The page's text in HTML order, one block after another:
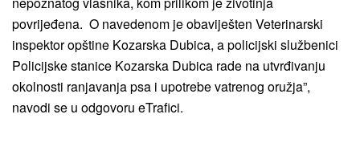
povrijeđena. O navedenom je obaviješten Veterinarski
inspektor opštine Kozarska Dubica, a policijski službenici
Policijske stanice Kozarska Dubica rade na utvrđivanju
okolnosti ranjavanja psa i upotrebe vatrenog oružja”,
navodi se u odgovoru eTrafici.